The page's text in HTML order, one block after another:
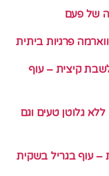
של פעם
פרגיות ביתית
קיצית – עוף
ללא גלוטן טעים וגם
עוף בגריל בשקית